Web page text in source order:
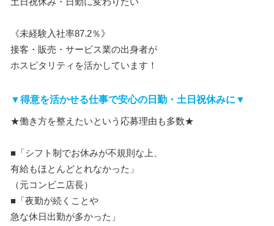
《未経験入社率87.2％》
接客・販売・サービス業の出身者が
ホスピタリティを活かしています！
▼得意を活かせる仕事で安心の日勤・土日祝休みに▼
★働き方を整えたいという応募理由も多数★
■「シフト制でお休みが不規則な上、
有給もほとんどとれなかった」
（元コンビニ店長）
■「夜勤が続くことや
急な休日出勤が多かった」